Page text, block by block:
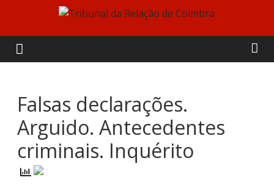
content
Tribunal
da
Relação
de
Coimbra
Falsas declarações.
Arguido. Antecedentes
criminais. Inquérito